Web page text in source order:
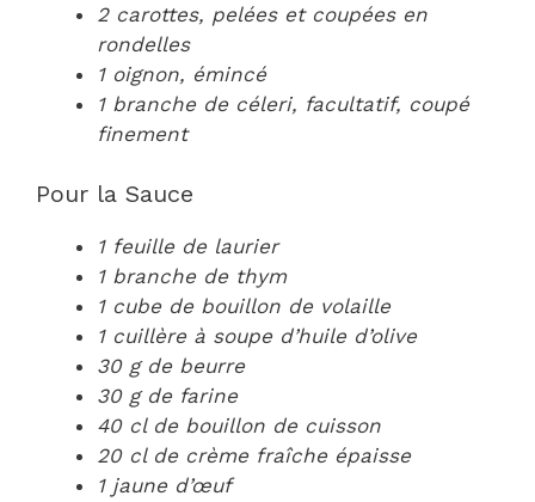
2 carottes, pelées et coupées en
rondelles
1 oignon, émincé
1 branche de céleri, facultatif, coupé
finement
Pour la Sauce
1 feuille de laurier
1 branche de thym
1 cube de bouillon de volaille
1 cuillère à soupe d’huile d’olive
30 g de beurre
30 g de farine
40 cl de bouillon de cuisson
20 cl de crème fraîche épaisse
1 jaune d’œuf